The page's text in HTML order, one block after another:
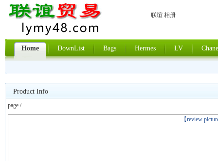
联谊 相册
Home DownList Bags Hermes LV
Product Info
page /
【review
上一张